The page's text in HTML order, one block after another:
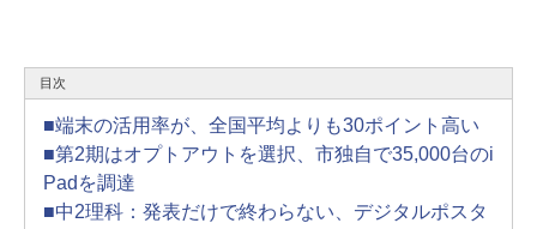
目次
■端末の活用率が、全国平均よりも30ポイント高い
■第2期はオプトアウトを選択、市独自で35,000台のi
Padを調達
■中2理科：発表だけで終わらない、デジタルポスタ